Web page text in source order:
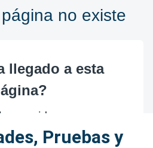
Pruebas y